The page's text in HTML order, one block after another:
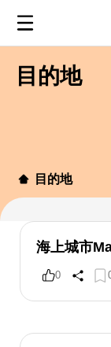
目的地
目的地
海上城市
0